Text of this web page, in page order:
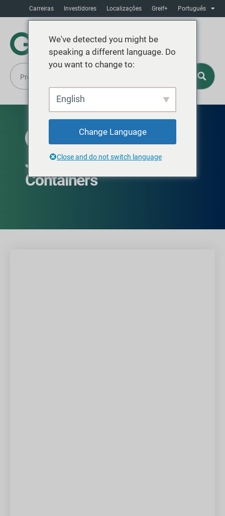
Carreiras Investidores Localizaçôes Greif+ Português
DISPONÍVEL GLOBALMENTE
Jerrycans & Tight Head
Containers
We've detected you might be
speaking a different language. Do
you want to change to:
English
Change Language
Close and do not switch language